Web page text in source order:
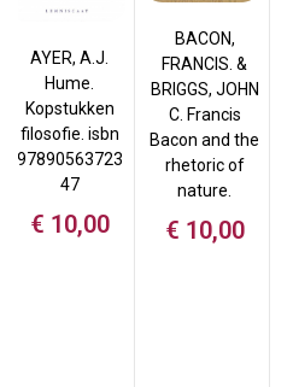
AYER, A.J.
Hume.
Kopstukken
filosofie. isbn
97890563723
47
€ 10,00
BACON,
FRANCIS. &
BRIGGS, JOHN
C. Francis
Bacon and the
rhetoric of
nature.
€ 10,00